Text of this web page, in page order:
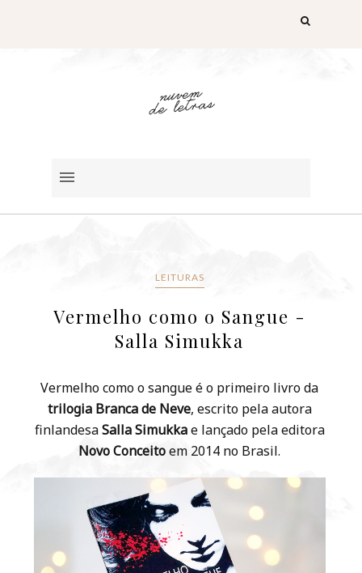
LEITURAS
Vermelho como o Sangue -
Salla Simukka
Vermelho como o sangue é o primeiro livro da
trilogia Branca de Neve, escrito pela autora
finlandesaSalla Simukkae lançado pela editora
Novo Conceitoem 2014 no Brasil.